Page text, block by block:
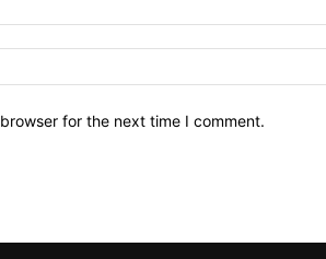
for the next time I comment.